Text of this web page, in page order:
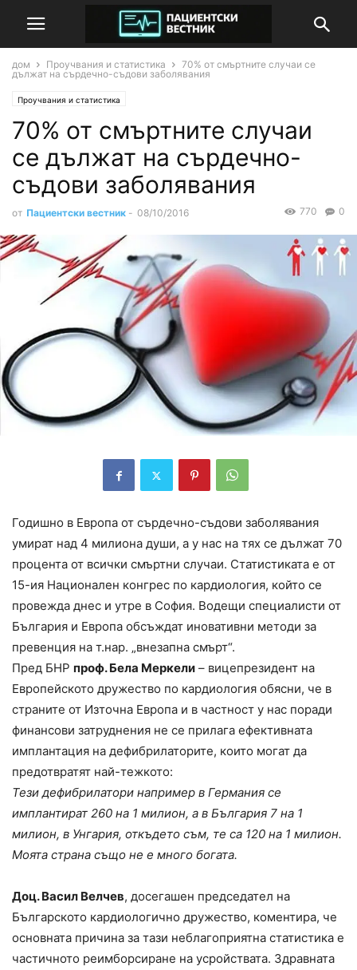
дом Проучвания и статистика
70% от смъртните случаи се
дължат на сърдечно-съдови заболявания
Проучвания и статистика
70% от смъртните случаи
се дължат на сърдечно-
съдови заболявания
от Пациентски вестник - 08/10/2016 0
770
Годишно в Европа от сърдечно-съдови заболявания
умират над 4 милиона души, а у нас на тях се дължат 70
процента от всички смъртни случаи. Статистиката е от
15-ия Национален конгрес по кардиология, който се
провежда днес и утре в София. Водещи специалисти от
България и Европа обсъждат иновативни методи за
превенция на т.нар. „внезапна смърт“.
Пред БНР проф. Бела Меркели – вицепрезидент на
Европейското дружество по кардиология обясни, че в
страните от Източна Европа и в частност у нас поради
финансови затруднения не се прилага ефективната
имплантация на дефибрилаторите, които могат да
предотвратят най-тежкото:
Тези дефибрилатори например в Германия се
имплантират 260 на 1 милион, а в България 7 на 1
милион, в Унгария, откъдето съм, те са 120 на 1 милион.
Моята страна също не е много богата.
Доц. Васил Велчев, досегашен председател на
Българското кардиологично дружество, коментира, че
основната причина за тази неблагоприятна статистика е
частичното реимборсиране на усройствата. Здравната